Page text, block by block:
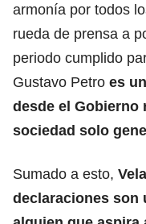
armonía por todos
rueda de prensa a
periodo cumplido
Gustavo Petro es
desde el Gobierno
sociedad solo
Sumado a esto,
declaraciones son